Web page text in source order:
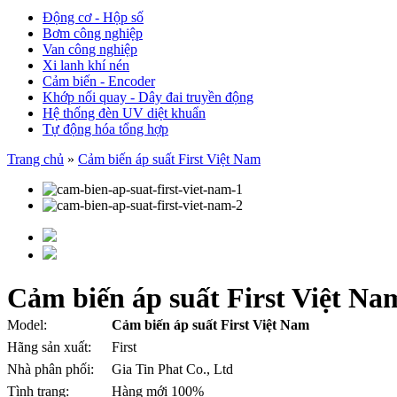
Động cơ - Hộp số
Bơm công nghiệp
Van công nghiệp
Xi lanh khí nén
Cảm biến - Encoder
Khớp nối quay - Dây đai truyền động
Hệ thống đèn UV diệt khuẩn
Tự động hóa tổng hợp
Trang chủ » Cảm biến áp suất First Việt Nam
Cảm biến áp suất First Việt
Model:
Cảm biến áp suất First Việt Nam
Hãng sản xuất:
First
Nhà phân phối:
Gia Tin Phat Co., Ltd
Tình trạng:
Hàng mới 100%